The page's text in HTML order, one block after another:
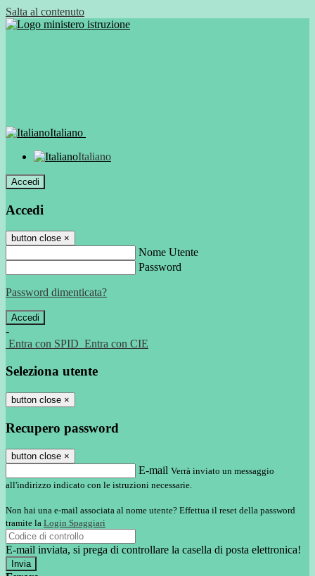
Salta al contenuto
Italiano
Italiano
Accedi
Accedi
button close ×
Nome Utente
Password
Password dimenticata?
-
Entra con SPID Entra con CIE
Seleziona utente
button close ×
Recupero password
button close ×
E-mail Verrà inviato un messaggio
all'indirizzo indicato con le istruzioni necessarie.
Non hai una e-mail associata al nome utente? Effettua il reset della password
tramite la Login Spaggiari
E-mail inviata, si prega di controllare la casella di posta elettronica!